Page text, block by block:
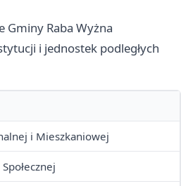
Gminy Raba Wyżna
i jednostek podległych
i Mieszkaniowej